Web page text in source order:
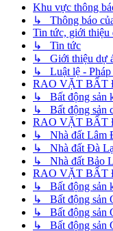
Khu vực thông
↳ Thông báo
Tin tức, giới thiệu
↳ Tin tức
↳ Giới thiệu dự
↳ Luật lệ -
RAO VẶT BẤT
↳ Bất động sản
↳ Bất động sản
RAO VẶT BẤT
↳ Nhà đất Lâm
↳ Nhà đất Đà
↳ Nhà đất Bảo
RAO VẶT BẤT
↳ Bất động sản
↳ Bất động sản
↳ Bất động sản
↳ Bất động sản